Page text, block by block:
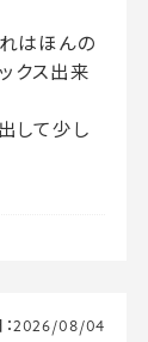
はほんの
クス出来
して少し
2026/08/04